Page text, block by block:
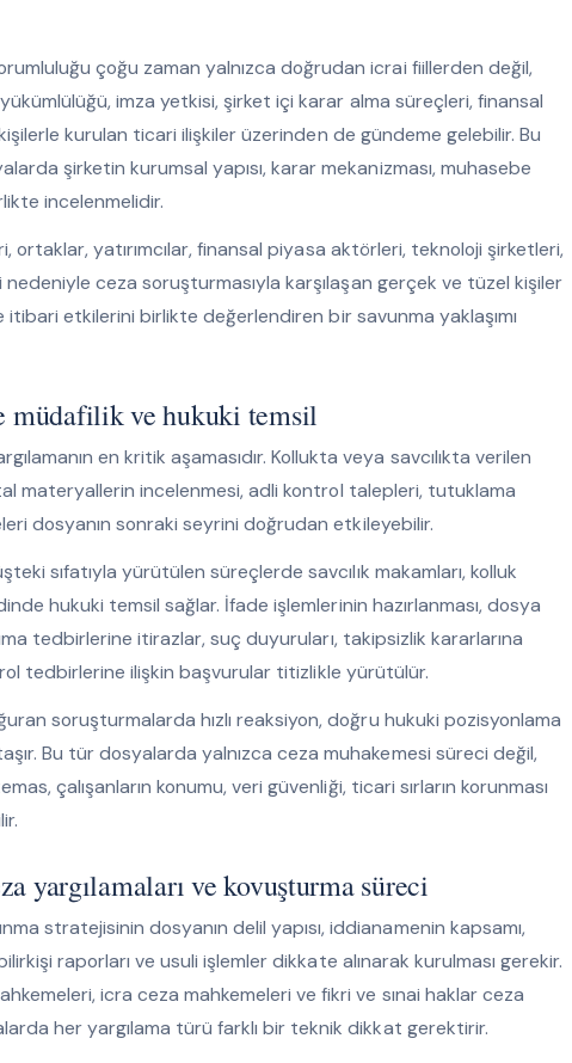
çoğu zaman yalnızca doğrudan icrai fiillerden değil,
imza yetkisi, şirket içi karar alma süreçleri, finansal
kurulan ticari ilişkiler üzerinden de gündeme gelebilir. Bu
şirketin kurumsal yapısı, karar mekanizması, muhasebe
incelenmelidir.
ortaklar, yatırımcılar, finansal piyasa aktörleri, teknoloji şirketleri,
ceza soruşturmasıyla karşılaşan gerçek ve tüzel kişiler
itibari etkilerini birlikte değerlendiren bir savunma yaklaşımı
müdafilik ve hukuki temsil
en kritik aşamasıdır. Kollukta veya savcılıkta verilen
materyallerin incelenmesi, adli kontrol talepleri, tutuklama
dosyanın sonraki seyrini doğrudan etkileyebilir.
sıfatıyla yürütülen süreçlerde savcılık makamları, kolluk
hukuki temsil sağlar. İfade işlemlerinin hazırlanması, dosya
tedbirlerine itirazlar, suç duyuruları, takipsizlik kararlarına
tedbirlerine ilişkin başvurular titizlikle yürütülür.
soruşturmalarda hızlı reaksiyon, doğru hukuki pozisyonlama
Bu tür dosyalarda yalnızca ceza muhakemesi süreci değil,
çalışanların konumu, veri güvenliği, ticari sırların korunması
yargılamaları ve kovuşturma süreci
stratejisinin dosyanın delil yapısı, iddianamenin kapsamı,
raporları ve usuli işlemler dikkate alınarak kurulması gerekir.
icra ceza mahkemeleri ve fikri ve sınai haklar ceza
her yargılama türü farklı bir teknik dikkat gerektirir.